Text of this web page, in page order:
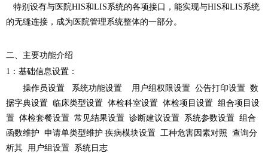
特别设有与医院HIS和LIS系统的各项接口，能实现与HIS和LIS系统
的无缝连接，成为医院管理系统整体的一部分。
二、主要功能介绍
1：基础信息设置：
操作员设置 系统功能设置 用户组权限设置 公告打印设置 数
据字典设置 临床类型设置 体检科室设置 体检项目设置 组合项目设
置 体检套餐设置 常见结果设置 诊断建议设置 系统参数设置 组合
函数维护 申请单类型维护 疾病模块设置 工种危害因素对照 查询分
析其 用户组设置 系统日志